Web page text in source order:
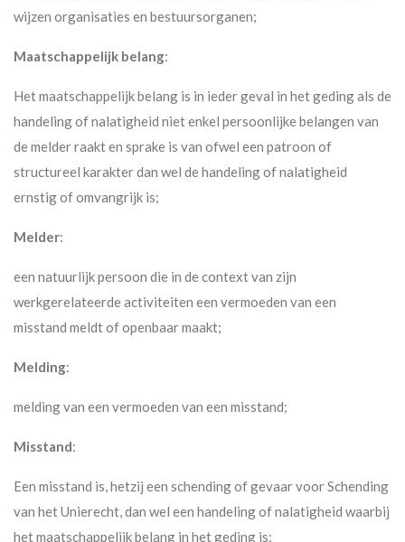
wijzen organisaties en bestuursorganen;
Maatschappelijk belang:
Het maatschappelijk belang is in ieder geval in het geding als de
handeling of nalatigheid niet enkel persoonlijke belangen van
de melder raakt en sprake is van ofwel een patroon of
structureel karakter dan wel de handeling of nalatigheid
ernstig of omvangrijk is;
Melder:
een natuurlijk persoon die in de context van zijn
werkgerelateerde activiteiten een vermoeden van een
misstand meldt of openbaar maakt;
Melding:
melding van een vermoeden van een misstand;
Misstand:
Een misstand is, hetzij een schending of gevaar voor Schending
van het Unierecht, dan wel een handeling of nalatigheid waarbij
het maatschappelijk belang in het geding is: